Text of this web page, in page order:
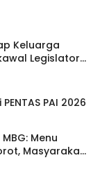
Keluarga
Legislator
PAI 2026
Menu
Masyarakat